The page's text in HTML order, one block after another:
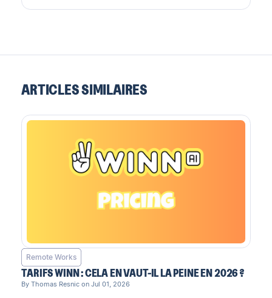
ARTICLES SIMILAIRES
Remote Works
TARIFS WINN : CELA EN VAUT-IL LA PEINE EN 2026 ?
By Thomas Resnic on Jul 01, 2026